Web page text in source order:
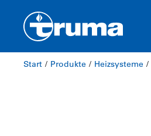
Start / Produkte / Heizsysteme /